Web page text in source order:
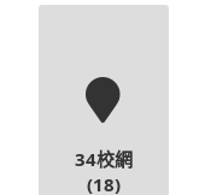
34校網
(18)